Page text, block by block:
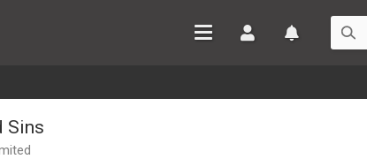
Sins